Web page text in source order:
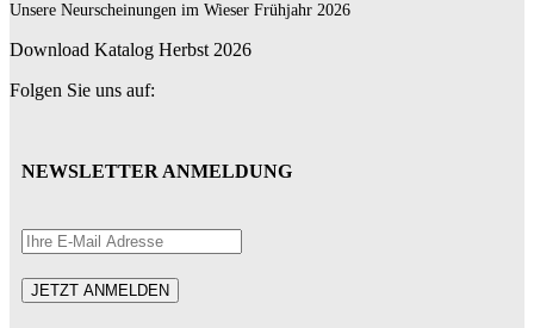
Unsere Neurscheinungen im Wieser Frühjahr 2026
Download Katalog Herbst 2026
Folgen Sie uns auf:
NEWSLETTER ANMELDUNG